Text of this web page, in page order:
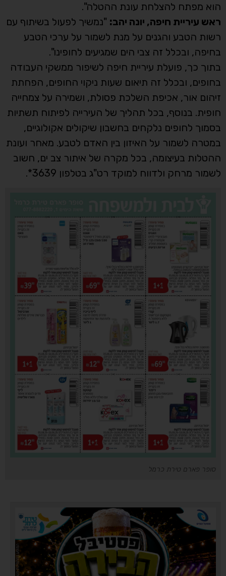
הוא מפתח להצלחת עונת ההטלה".
ראש עיריית חיפה, יונה יהב: "נמשיך לפעול בשיתוף עם
רשות הטבע והגנים על מנת לשמור על ערכי הטבע
בחיפה, ובכלל זה צבי הים שמגיעים לחופינו".
בתוך כך, פועלת עיריית חיפה לשיפור ממשקי העבודה
בחופים, ובכלל זה תיאום שעות ניקוי החופים, הפחתת
זיהום אור, אכיפת השלכת פסולת, ושמירה על צמחייה
חופית. בנוסף, בכל תהליך של העירייה לפיתוח תשתיות
בסמוך לחופים נלקחים בחשבון שיקולים אקולוגיים,
במטרה לשמור על האיזון בין האדם לטבע. מאחר ועונת
ההטלות בעיצומה, בכל מקרה של איתור צב ים, חשוב
לשמור מרחק ולדווח למוקד רט"ג בטלפון 3639*.
סופר פארם טירת כרמל